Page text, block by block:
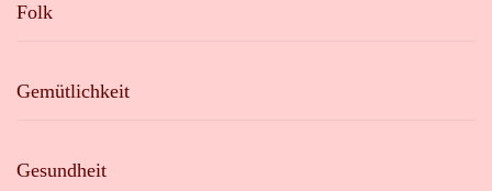
Folk
Gemütlichkeit
Gesundheit